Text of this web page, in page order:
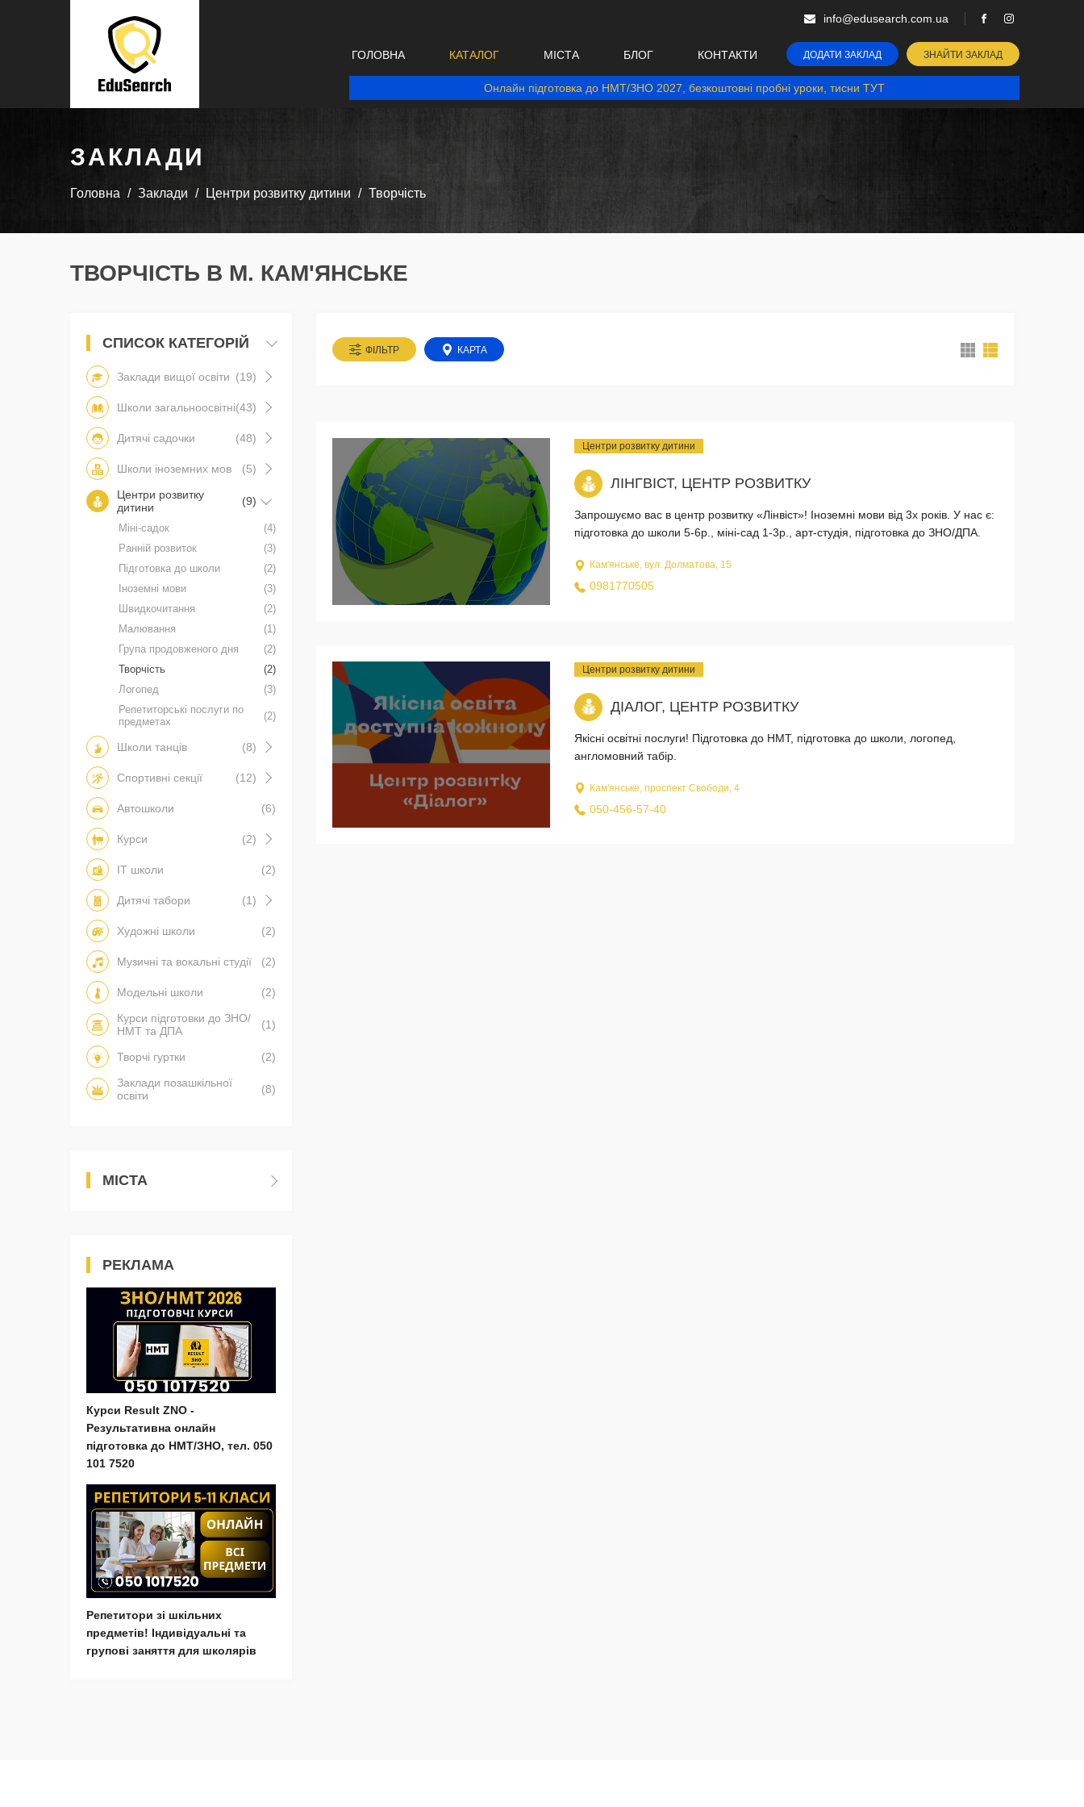
info@edusearch.com.ua
ГОЛОВНА КАТАЛОГ МІСТА БЛОГ КОНТАКТИ ДОДАТИ ЗАКЛАД ЗНАЙТИ ЗАКЛАД
Онлайн підготовка до НМТ/ЗНО 2027, безкоштовні пробні уроки, тисни ТУТ
ЗАКЛАДИ
Головна Заклади Центри розвитку дитини Творчість
ТВОРЧІСТЬ В М. КАМ'ЯНСЬКЕ
ФІЛЬТР КАРТА
Центри розвитку дитини
ЛІНГВІСТ, ЦЕНТР РОЗВИТКУ
Запрошуємо вас в центр розвитку «Лінвіст»! Іноземні мови від 3х років. У нас є:
підготовка до школи 5-6р., міні-сад 1-3р., арт-студія, підготовка до ЗНО/ДПА.
Кам'янське, вул. Долматова, 15
0981770505
Центри розвитку дитини
ДІАЛОГ, ЦЕНТР РОЗВИТКУ
Якісні освітні послуги! Підготовка до НМТ, підготовка до школи, логопед,
англомовний табір.
Кам'янське, проспект Свободи, 4
050-456-57-40
СПИСОК КАТЕГОРІЙ
Заклади вищої освіти (19)
Школи загальноосвітні(43)
Дитячі садочки (48)
Школи іноземних мов
(5)
Центри розвитку
дитини
(9)
Міні-садок
(4)
Ранній розвиток
(3)
Підготовка до школи
(2)
Іноземні мови
(3)
Швидкочитання
(2)
Малювання
(1)
Група продовженого дня
(2)
Творчість
(2)
Логопед
(3)
Репетиторські послуги по
предметах
(2)
Школи танців (8)
Спортивні секції (12)
Автошколи (6)
Курси (2)
IT школи (2)
Дитячі табори (1)
Художні школи (2)
Музичні та вокальні студії (2)
Модельні школи
(2)
Курси підготовки до ЗНО/
НМТ та ДПА
(1)
Творчі гуртки
(2)
Заклади позашкільної
освіти
(8)
МІСТА
РЕКЛАМА
Курси Result ZNO -
Результативна онлайн
підготовка до НМТ/ЗНО, тел. 050
101 7520
Репетитори зі шкільних
предметів! Індивідуальні та
групові заняття для школярів